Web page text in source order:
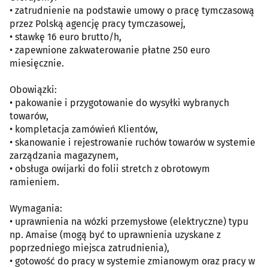
• zatrudnienie na podstawie umowy o pracę tymczasową
przez Polską agencję pracy tymczasowej,
• stawkę 16 euro brutto/h,
• zapewnione zakwaterowanie płatne 250 euro
miesięcznie.
Obowiązki:
• pakowanie i przygotowanie do wysyłki wybranych
towarów,
• kompletacja zamówień Klientów,
• skanowanie i rejestrowanie ruchów towarów w systemie
zarządzania magazynem,
• obsługa owijarki do folii stretch z obrotowym
ramieniem.
Wymagania:
• uprawnienia na wózki przemysłowe (elektryczne) typu
np. Amaise (mogą być to uprawnienia uzyskane z
poprzedniego miejsca zatrudnienia),
• gotowość do pracy w systemie zmianowym oraz pracy w